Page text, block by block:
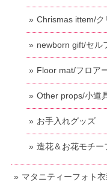
Chrismas ittem/ク
newborn gift/セル
Floor mat/フロア
Other props/小道
お手入れグッズ
造花＆お花モチー
マタニティーフォト衣